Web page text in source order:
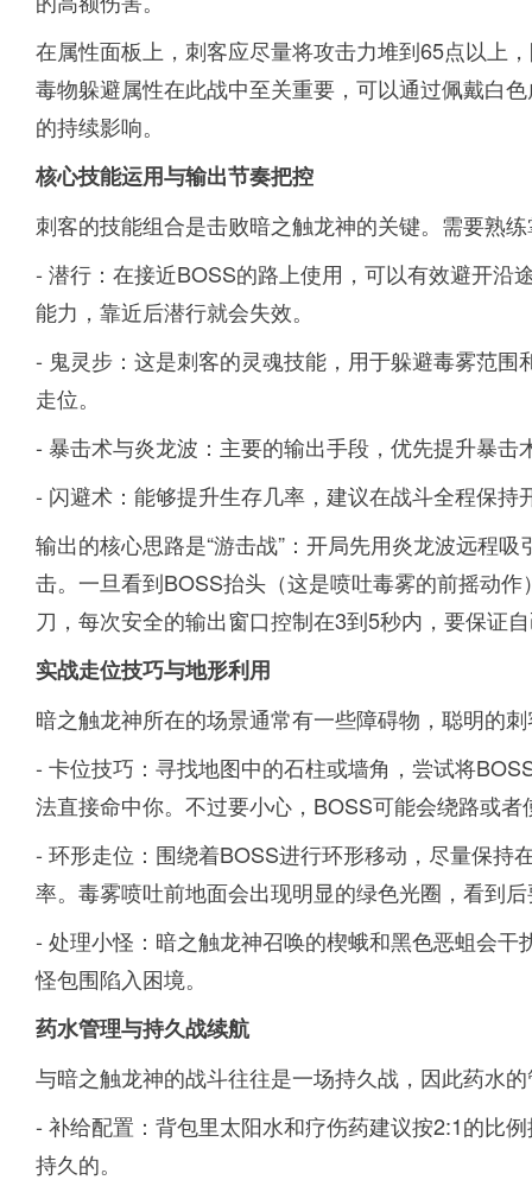
在属性面板上，刺客应尽量将攻击力堆到65点以上
毒物躲避属性在此战中至关重要，可以通过佩戴白
的持续影响。
核心技能运用与输出节奏把控
刺客的技能组合是击败暗之触龙神的关键。需要熟
- 潜行：在接近BOSS的路上使用，可以有效避开沿
能力，靠近后潜行就会失效。
- 鬼灵步：这是刺客的灵魂技能，用于躲避毒雾范
走位。
- 暴击术与炎龙波：主要的输出手段，优先提升暴
- 闪避术：能够提升生存几率，建议在战斗全程保持
输出的核心思路是“游击战”：开局先用炎龙波远程
击。一旦看到BOSS抬头（这是喷吐毒雾的前摇动
刀，每次安全的输出窗口控制在3到5秒内，要保证
实战走位技巧与地形利用
暗之触龙神所在的场景通常有一些障碍物，聪明的
- 卡位技巧：寻找地图中的石柱或墙角，尝试将
法直接命中你。不过要小心，BOSS可能会绕路或
- 环形走位：围绕着BOSS进行环形移动，尽量保持
率。毒雾喷吐前地面会出现明显的绿色光圈，看到
- 处理小怪：暗之触龙神召唤的楔蛾和黑色恶蛆会
怪包围陷入困境。
药水管理与持久战续航
与暗之触龙神的战斗往往是一场持久战，因此药水
- 补给配置：背包里太阳水和疗伤药建议按2:1的比
持久的。